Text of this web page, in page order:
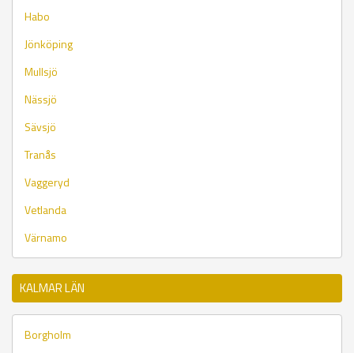
Habo
Jönköping
Mullsjö
Nässjö
Sävsjö
Tranås
Vaggeryd
Vetlanda
Värnamo
KALMAR LÄN
Borgholm